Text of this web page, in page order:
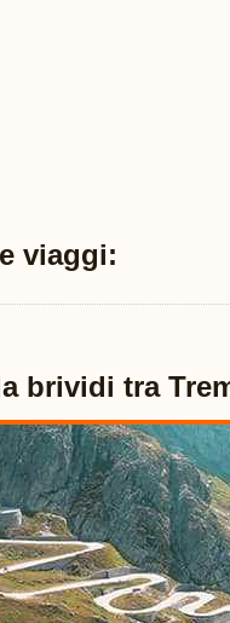
viaggi:
brividi tra